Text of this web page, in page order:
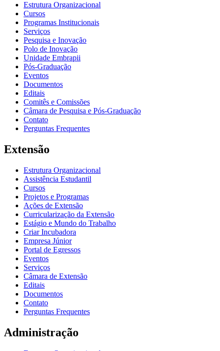
Estrutura Organizacional
Cursos
Programas Institucionais
Serviços
Pesquisa e Inovação
Polo de Inovação
Unidade Embrapii
Pós-Graduação
Eventos
Documentos
Editais
Comitês e Comissões
Câmara de Pesquisa e Pós-Graduação
Contato
Perguntas Frequentes
Extensão
Estrutura Organizacional
Assistência Estudantil
Cursos
Projetos e Programas
Ações de Extensão
Curricularização da Extensão
Estágio e Mundo do Trabalho
Criar Incubadora
Empresa Júnior
Portal de Egressos
Eventos
Serviços
Câmara de Extensão
Editais
Documentos
Contato
Perguntas Frequentes
Administração